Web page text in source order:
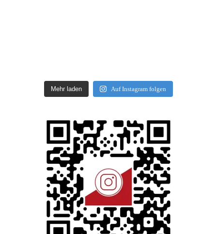
Mehr laden Auf Instagram folgen